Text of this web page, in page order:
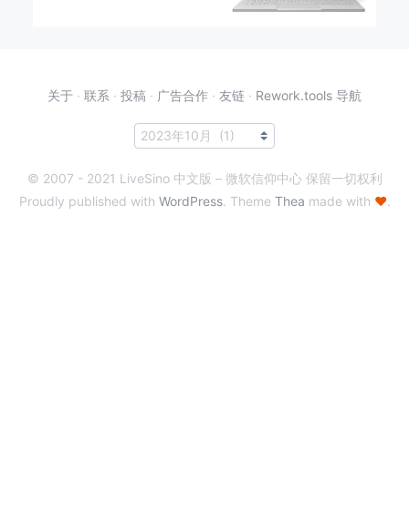
关于 · 联系 · 投稿 · 广告合作 · 友链 · Rework.tools 导航
© 2007 - 2021 LiveSino 中文版 – 微软信仰中心 保留一切权利
Proudly published with WordPress. Theme Thea made with ♥.